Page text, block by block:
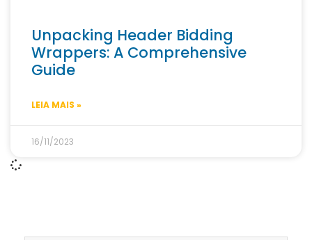
Unpacking Header Bidding
Wrappers: A Comprehensive
Guide
LEIA MAIS »
16/11/2023